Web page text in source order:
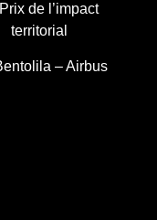
de l’impact
territorial
– Airbus